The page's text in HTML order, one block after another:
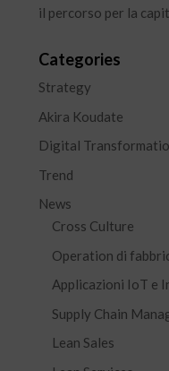
il percorso per la
Categories
Strategy
Akira Koudate
Digital
Trend
News
Cross Culture
Operation di
Applicazioni IoT e
Supply Chain
Lean Sales